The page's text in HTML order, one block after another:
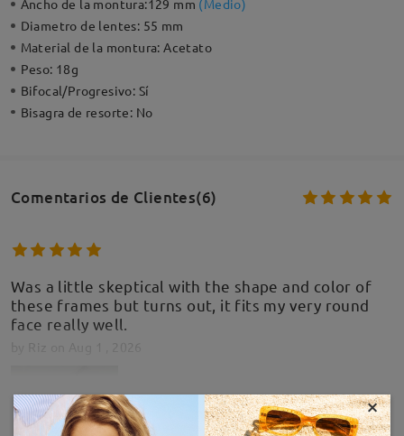
Ancho de la montura:129 mm (Medio)
Diametro de lentes: 55 mm
Material de la montura:Acetato
Peso: 18g
Bifocal/Progresivo: Sí
Bisagra de resorte: No
Comentarios de Clientes(6)
Was a little skeptical with the shape and color of
these frames but turns out, it fits my very round
face really well.
MOSTRAR MÁS ×